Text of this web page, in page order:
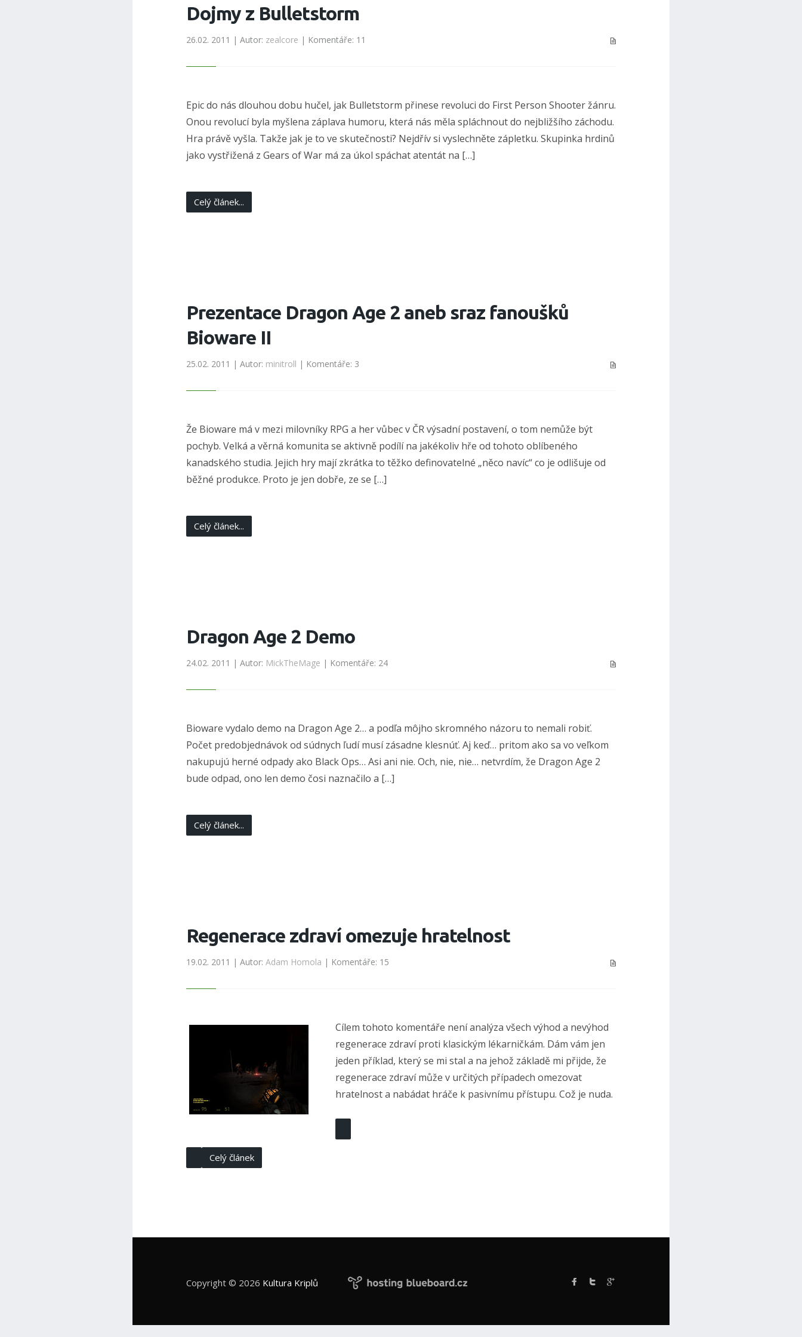
Dojmy z Bulletstorm
26.02. 2011 | Autor: zealcore | Komentáře: 11
Epic do nás dlouhou dobu hučel, jak Bulletstorm přinese revoluci do First Person Shooter žánru.
Onou revolucí byla myšlena záplava humoru, která nás měla spláchnout do nejbližšího záchodu.
Hra právě vyšla. Takže jak je to ve skutečnosti? Nejdřív si vyslechněte zápletku. Skupinka hrdinů
jako vystřižená z Gears of War má za úkol spáchat atentát na […]
Celý článek...
Prezentace Dragon Age 2 aneb sraz fanoušků
Bioware II
25.02. 2011 | Autor: minitroll | Komentáře: 3
Že Bioware má v mezi milovníky RPG a her vůbec v ČR výsadní postavení, o tom nemůže být
pochyb. Velká a věrná komunita se aktivně podílí na jakékoliv hře od tohoto oblíbeného
kanadského studia. Jejich hry mají zkrátka to těžko definovatelné „něco navíc“ co je odlišuje od
běžné produkce. Proto je jen dobře, ze se […]
Celý článek...
Dragon Age 2 Demo
24.02. 2011 | Autor: MickTheMage | Komentáře: 24
Bioware vydalo demo na Dragon Age 2… a podľa môjho skromného názoru to nemali robiť.
Počet predobjednávok od súdnych ľudí musí zásadne klesnúť. Aj keď… pritom ako sa vo veľkom
nakupujú herné odpady ako Black Ops… Asi ani nie. Och, nie, nie… netvrdím, že Dragon Age 2
bude odpad, ono len demo čosi naznačilo a […]
Celý článek...
Regenerace zdraví omezuje hratelnost
19.02. 2011 | Autor: Adam Homola | Komentáře: 15
Cílem tohoto komentáře není analýza všech výhod a nevýhod
regenerace zdraví proti klasickým lékarničkám. Dám vám jen
jeden příklad, který se mi stal a na jehož základě mi přijde, že
regenerace zdraví může v určitých případech omezovat
hratelnost a nabádat hráče k pasivnímu přístupu. Což je nuda.
Celý článek
Copyright © 2026 Kultura Kriplů